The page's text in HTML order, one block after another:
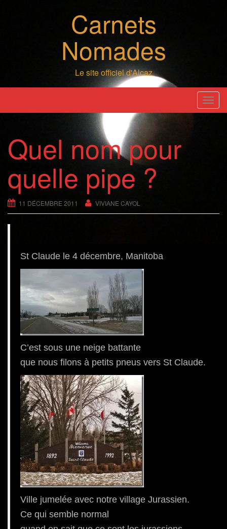
Carnets
Nomades
Le site officiel d'Alcaz
T
o
i
Quel nom pour
quelle pipe ?
11 DÉCEMBRE 2011 VIVIANE CAYOL
St Claude le 4 décembre, Manitoba
C’est sous une neige battante
que nous filons à petits pneus vers St Claude.
Ville jumelée avec notre village Jurassien.
Ce qui semble normal